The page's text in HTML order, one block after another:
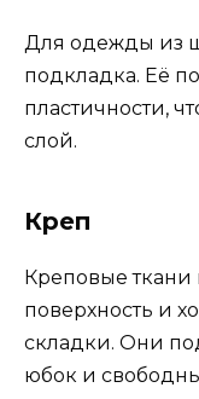
Для одежды из
подкладка. Её
пластичности,
слой.
Креп
Креповые ткани
поверхность и
складки. Они
юбок и